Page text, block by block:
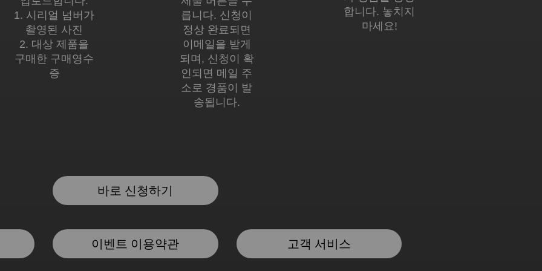
1. 시리얼 넘버가
촬영된 사진
2. 대상 제품을
구매한 구매영수
증
릅니다. 신청이
정상 완료되면
이메일을 받게
되며, 신청이 확
인되면 메일 주
소로 경품이 발
송됩니다.
합니다. 놓치지
마세요!
바로 신청하기
이벤트 이용약관 고객 서비스